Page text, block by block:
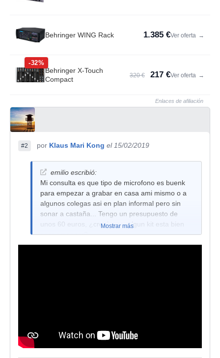
Behringer WING Rack 1.385 €Ver oferta →
-32%
Behringer X-Touch
Compact
320 € 217 €Ver oferta →
Enlaces de afiliación
#2 por Klaus Mari Kong el 15/02/2019
emilio escribió:
Mi consulta es que tipo de microfono es buenk
para empezar a grabar en casa ami mismo o a
algunos colegas asi en plan informal pero sin
sonar a castaña... Tengo un presupuesto de
unos 60 euros, ¿creeis que algun kit esta bien
para empezar?
Mostrar más